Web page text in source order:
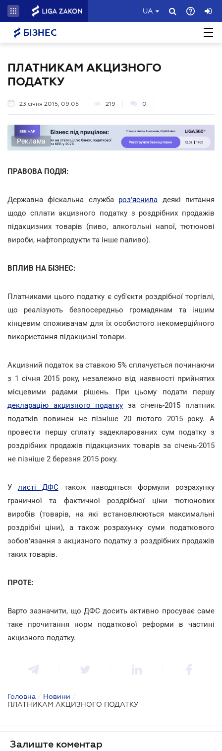
UA
БІЗНЕС
ПЛАТНИКАМ АКЦИЗНОГО
ПОДАТКУ
23 січня 2015, 09:05 219 0
Реклама
ПРАВОВА ПОДІЯ:
Державна фіскальна служба роз'яснила деякі питання
щодо сплати акцизного податку з роздрібних продажів
підакцизних товарів (пиво, алкогольні напої, тютюнові
вироби, нафтопродукти та інше паливо).
ВПЛИВ НА БІЗНЕС:
Платниками цього податку є суб'єкти роздрібної торгівлі,
що реалізують безпосередньо громадянам та іншим
кінцевим споживачам для їх особистого некомерційного
використання підакцизні товари.
Акцизний податок за ставкою 5% сплачується починаючи
з 1 січня 2015 року, незалежно від наявності прийнятих
місцевими радами рішень. При цьому подати першу
декларацію акцизного податку за січень-2015 платник
податків повинен не пізніше 20 лютого 2015 року. А
провести першу сплату задекларованих сум податку з
роздрібних продажів підакцизних товарів за січень-2015
не пізніше 2 березня 2015 року.
У листі ДФС також наводяться формули розрахунку
граничної та фактичної роздрібної ціни тютюнових
виробів (товарів, на які встановлюються максимальні
роздрібні ціни), а також розрахунку суми податкового
зобов'язання з акцизного податку з роздрібних продажів
таких товарів.
ПРОТЕ:
Варто зазначити, що ДФС досить активно просуває саме
таке прочитання норм податкової реформи в частині
акцизного податку.
Головна / Новини /
ПЛАТНИКАМ АКЦИЗНОГО ПОДАТКУ
Залиште коментар